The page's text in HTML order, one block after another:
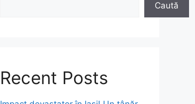
Caută
Recent Posts